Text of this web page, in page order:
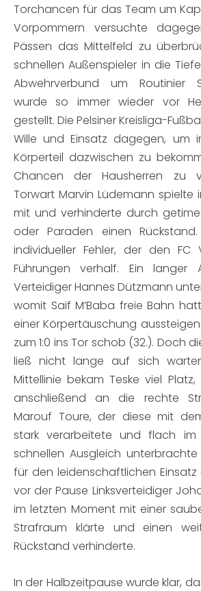
Torchancen für das Team um
Vorpommern versuchte
Pässen das Mittelfeld zu
schnellen Außenspieler in die
Abwehrverbund um Routinier
wurde so immer wieder vor
gestellt. Die Pelsiner Kreisliga-
Wille und Einsatz dagegen, um
Körperteil dazwischen zu
Chancen der Hausherren zu
Torwart Marvin Lüdemann spielte
mit und verhinderte durch
oder Paraden einen
individueller Fehler, der den FC
Führungen verhalf. Ein langer
Verteidiger Hannes Dützmann
womit Saif M’Baba freie Bahn
einer Körpertäuschung
zum 1:0 ins Tor schob (32.). Doch
ließ nicht lange auf sich
Mittellinie bekam Teske viel
anschließend an die rechte
Marouf Toure, der diese mit
stark verarbeitete und flach im
schnellen Ausgleich unterbrachte
für den leidenschaftlichen Einsatz
vor der Pause Linksverteidiger
im letzten Moment mit einer
Strafraum klärte und einen
Rückstand verhinderte.
In der Halbzeitpause wurde klar,